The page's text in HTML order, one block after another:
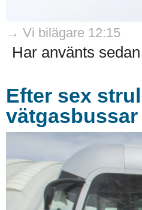
→ Vi bilägare 12:15
Har använts
Efter sex
vätgasbussar